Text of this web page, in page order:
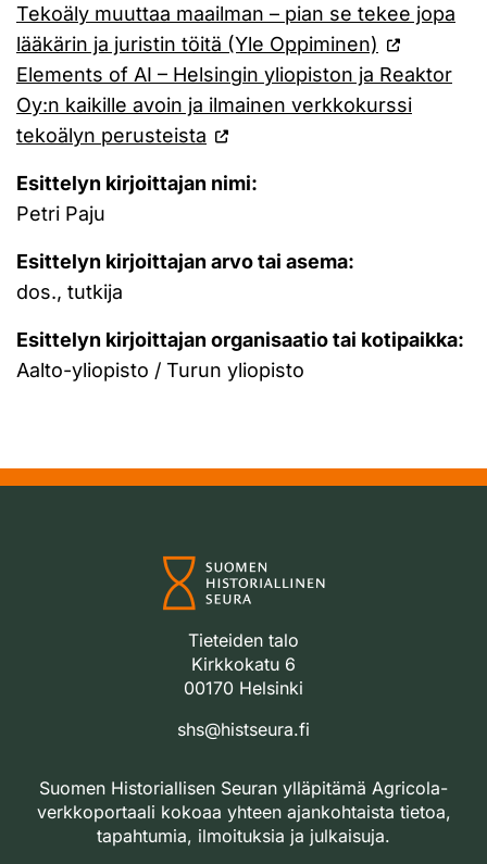
Tekoäly muuttaa maailman – pian se tekee jopa
lääkärin ja juristin töitä (Yle Oppiminen)
Elements of AI – Helsingin yliopiston ja Reaktor
Oy:n kaikille avoin ja ilmainen verkkokurssi
tekoälyn perusteista
Esittelyn kirjoittajan nimi:
Petri Paju
Esittelyn kirjoittajan arvo tai asema:
dos., tutkija
Esittelyn kirjoittajan organisaatio tai kotipaikka:
Aalto-yliopisto / Turun yliopisto
Tieteiden talo
Kirkkokatu 6
00170 Helsinki
shs@histseura.fi
Suomen Historiallisen Seuran ylläpitämä Agricola-
verkkoportaali kokoaa yhteen ajankohtaista tietoa,
tapahtumia, ilmoituksia ja julkaisuja.